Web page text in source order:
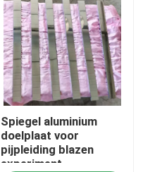
Spiegel aluminium
doelplaat voor
pijpleiding blazen
experiment